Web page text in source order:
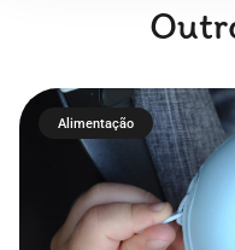
Alimentação